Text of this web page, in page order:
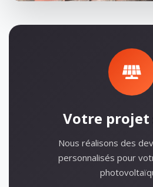
Votre projet
Nous réalisons des
personnalisés pour